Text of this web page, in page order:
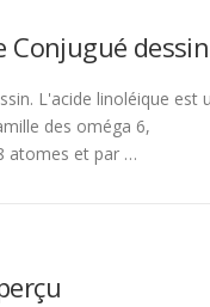
Conjugué dessin
L'acide linoléique est
des oméga 6,
atomes et par …